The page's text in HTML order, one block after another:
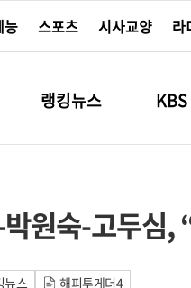
능 스포츠 시사교양 라
랭킹뉴스 KBS
더보기
원숙-고두심,
뉴스 해피투게더4